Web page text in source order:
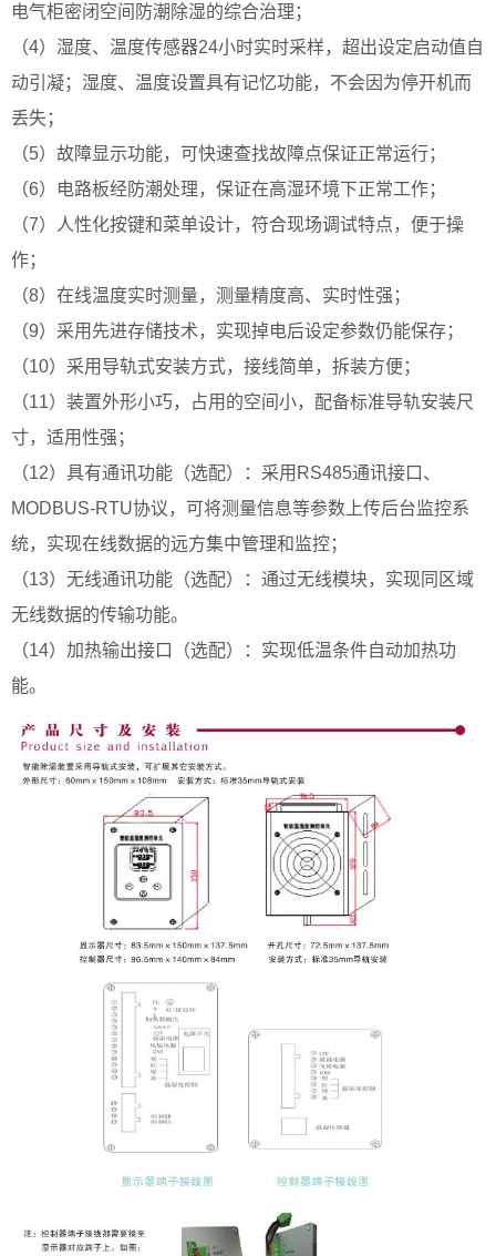
电气柜密闭空间防潮除湿的综合治理；
（4）湿度、温度传感器24小时实时采样，超出设定启动值自
动引凝；湿度、温度设置具有记忆功能，不会因为停开机而
丢失；
（5）故障显示功能，可快速查找故障点保证正常运行；
（6）电路板经防潮处理，保证在高湿环境下正常工作；
（7）人性化按键和菜单设计，符合现场调试特点，便于操
作；
（8）在线温度实时测量，测量精度高、实时性强；
（9）采用先进存储技术，实现掉电后设定参数仍能保存；
（10）采用导轨式安装方式，接线简单，拆装方便；
（11）装置外形小巧，占用的空间小，配备标准导轨安装尺
寸，适用性强；
（12）具有通讯功能（选配）：采用RS485通讯接口、
MODBUS-RTU协议，可将测量信息等参数上传后台监控系
统，实现在线数据的远方集中管理和监控；
（13）无线通讯功能（选配）：通过无线模块，实现同区域
无线数据的传输功能。
（14）加热输出接口（选配）：实现低温条件自动加热功
能。